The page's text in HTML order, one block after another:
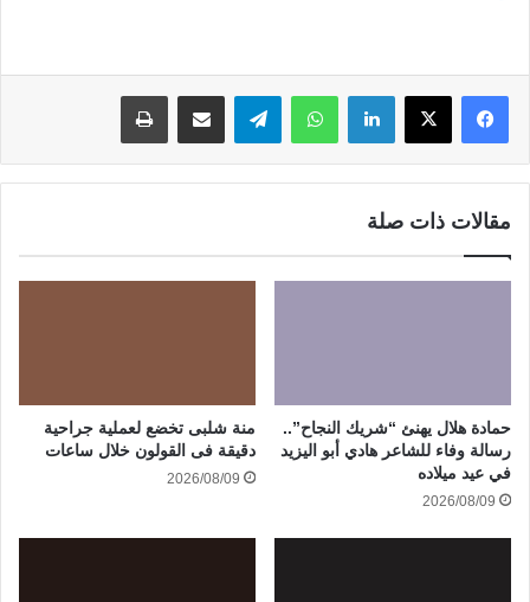
لينكدإن واتساب
مقالات ذات صلة
حمادة هلال يهنئ “شريك النجاح”..
رسالة وفاء للشاعر هادي أبو اليزيد
في عيد ميلاده
2026/08/09
منة شلبى تخضع لعملية جراحية
دقيقة فى القولون خلال ساعات
2026/08/09